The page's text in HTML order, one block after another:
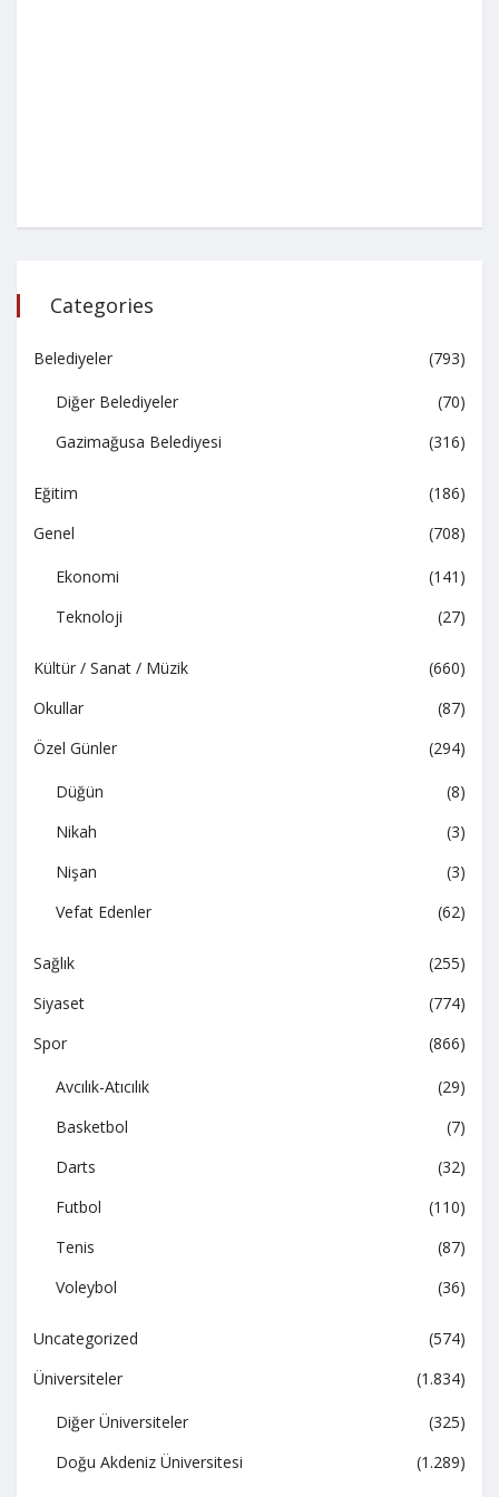
Categories
Belediyeler (793)
Diğer Belediyeler
(70)
Gazimağusa Belediyesi
(316)
Eğitim
(186)
Genel
(708)
Ekonomi
(141)
Teknoloji
(27)
Kültür / Sanat / Müzik
(660)
Okullar
(87)
Özel Günler
(294)
Düğün
(8)
Nikah
(3)
Nişan
(3)
Vefat Edenler
(62)
Sağlık
(255)
Siyaset
(774)
Spor
(866)
Avcılık-Atıcılık
(29)
Basketbol
(7)
Darts
(32)
Futbol
(110)
Tenis
(87)
Voleybol
(36)
Uncategorized
(574)
Üniversiteler
(1.834)
Diğer Üniversiteler
(325)
Doğu Akdeniz Üniversitesi
(1.289)